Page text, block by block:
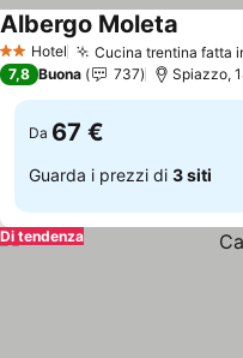
2 StelleHotel Cucina trentina fatta
Albergo Moleta
7,8 Buona 737 Spiazzo,
Da 67 €
Guarda i prezzi di 3 siti
Di tendenza